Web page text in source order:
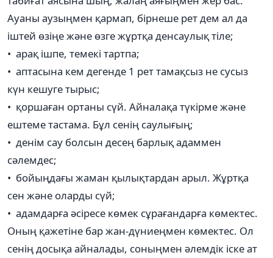
Ауаны аузыңмен қармап, бірнеше рет дем ал да
іштей өзіңе және өзге жұртқа денсаулық тіле;
• арақ ішпе, темекі тартпа;
• аптасына кем дегенде 1 рет тамақсыз не сусыз
күн кешуге тырыс;
• қоршаған ортаны сүй. Айналақа түкірме және
ештеме тастама. Бұл сенің саулығың;
• денім сау болсын десең барлық адаммен
сәлемдес;
• бойыңдағы жаман қылықтардан арыл. Жұртқа
сен және оларды сүй;
• адамдарға әсіресе көмек сұрағандарға көмектес.
Оның қажетіне бар жан-дүниеңмен көмектес. Ол
сенің досықа айналады, соныңмен әлемдік іске ат